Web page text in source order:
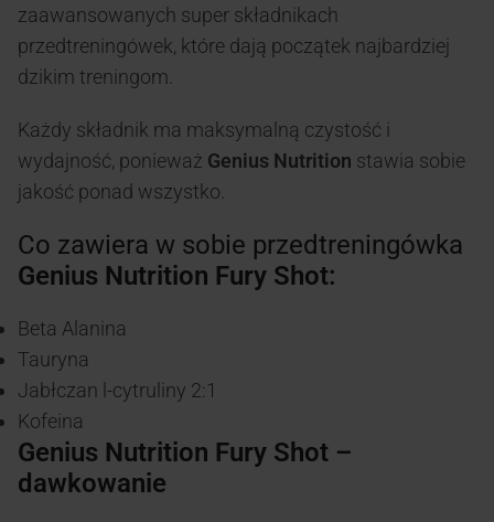
zaawansowanych super składnikach
przedtreningówek, które dają początek najbardziej
dzikim treningom.
Każdy składnik ma maksymalną czystość i
wydajność, ponieważ Genius Nutrition stawia sobie
jakość ponad wszystko.
Co zawiera w sobie przedtreningówka
Genius Nutrition Fury Shot:
Beta Alanina
Tauryna
Jabłczan l-cytruliny 2:1
Kofeina
Genius Nutrition Fury Shot –
dawkowanie